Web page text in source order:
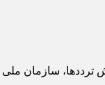
ترددها، سازمان